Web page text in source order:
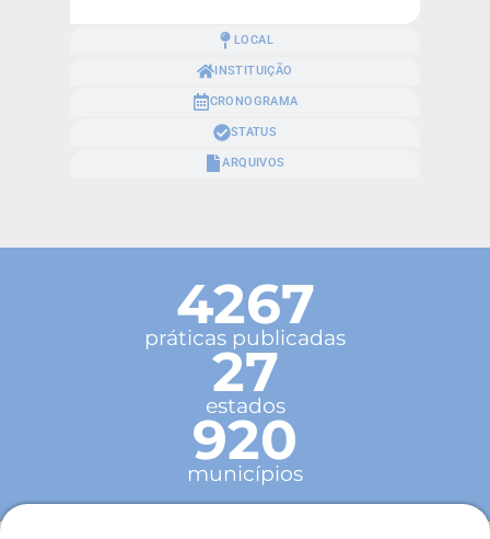
LOCAL
INSTITUIÇÃO
CRONOGRAMA
STATUS
ARQUIVOS
4267
práticas publicadas
27
estados
920
municípios